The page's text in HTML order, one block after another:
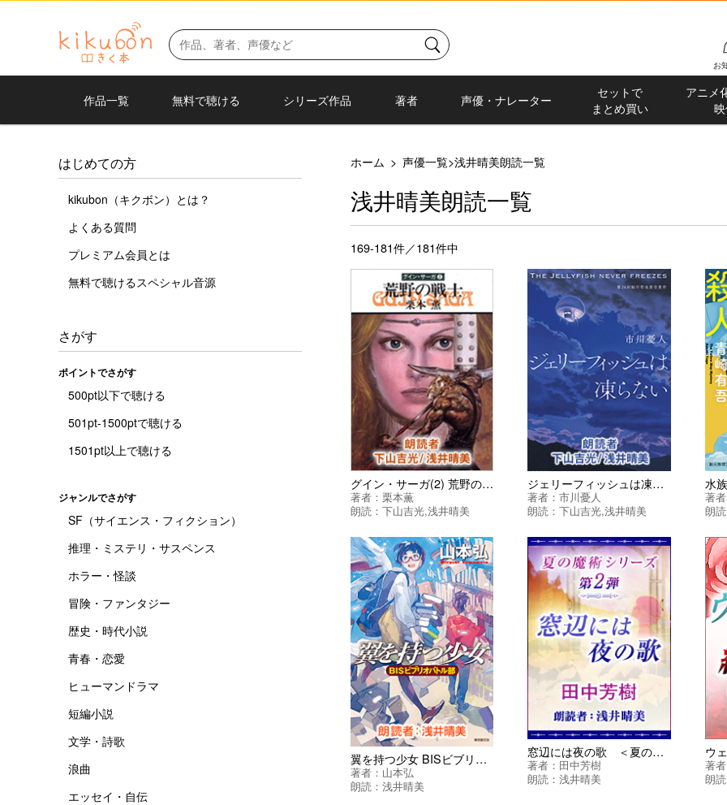
お
作品一覧 無料で聴ける シリーズ作品 著者 声優・ナレーター
セットで
まとめ買い
アニメ
はじめての方
kikubon（キクボン）とは？
よくある質問
プレミアム会員とは
無料で聴けるスペシャル音源
さがす
ポイントでさがす
500pt以下で聴ける
501pt-1500ptで聴ける
1501pt以上で聴ける
ジャンルでさがす
SF（サイエンス・フィクション）
推理・ミステリ・サスペンス
ホラー・怪談
冒険・ファンタジー
歴史・時代小説
青春・恋愛
ヒューマンドラマ
短編小説
文学・詩歌
浪曲
エッセイ・自伝
ホーム > 声優一覧>浅井晴美朗読一覧
浅井晴美朗読一覧
169-181件／181件中
グイン・サーガ(2) 荒野の戦士
著者： 栗本薫
朗読： 下山吉光,浅井晴美
ジェリーフィッシュは凍らない ＜マリア＆漣シリーズ＞
著者：市川憂人
朗読：下山吉光,浅井晴美
著
朗
翼を持つ少女 BISビブリオバトル部 ＜BISビブリオバトル部シリーズ＞
著者： 山本弘
朗読： 浅井晴美
窓辺には夜の歌 ＜夏の魔術シリーズ＞
著者： 田中芳樹
朗読：浅井晴美
著
朗